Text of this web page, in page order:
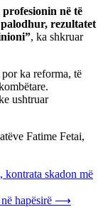
në të
rezultatet
, ka shkruar
ka reforma, të
ushtruar
Fatime Fetai,
skadon më
hapësirë ⟶